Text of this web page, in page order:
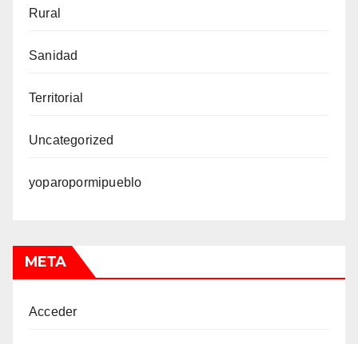
Rural
Sanidad
Territorial
Uncategorized
yoparopormipueblo
META
Acceder